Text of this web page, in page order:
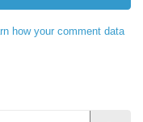
how your comment data